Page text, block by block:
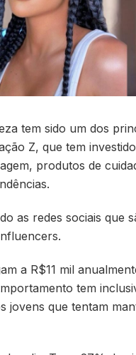
tem sido um dos
Z, que tem
produtos de
as redes sociais que
a R$11 mil
tem
jovens que tentam